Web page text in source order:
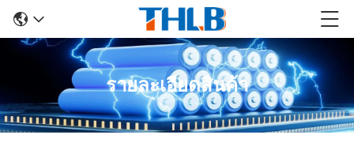
รายละเอียดสินค้า